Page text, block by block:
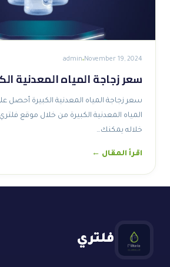
November 19, 2024
admin
سعر زجاجة المياه المعدنية
سعر زجاجة المياه المعدنية الكبيرة
المياه المعدنية الكبيرة من خلال موقع
خلاله يمكنك…
اقرأ المقال ←
فلتري